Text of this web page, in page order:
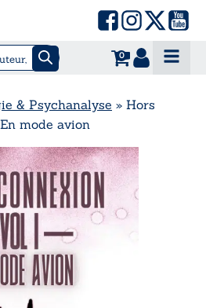
0
& Psychanalyse » Hors
mode avion